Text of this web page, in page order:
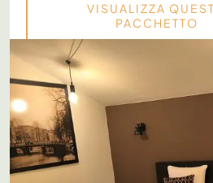
VISUALIZZA
PACCHETTO